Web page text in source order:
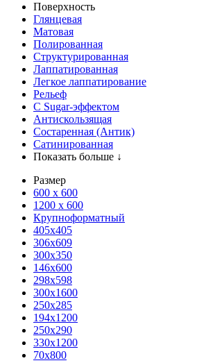
Поверхность
Глянцевая
Матовая
Полированная
Структурированная
Лаппатированная
Легкое лаппатирование
Рельеф
С Sugar-эффектом
Антискользящая
Состаренная (Антик)
Сатинированная
Показать больше ↓
Размер
600 х 600
1200 х 600
Крупноформатный
405x405
306x609
300x350
146x600
298x598
300x1600
250x285
194x1200
250x290
330x1200
70x800